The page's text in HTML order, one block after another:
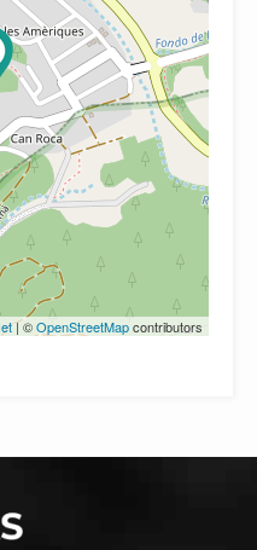
| ©OpenStreetMapcontributors